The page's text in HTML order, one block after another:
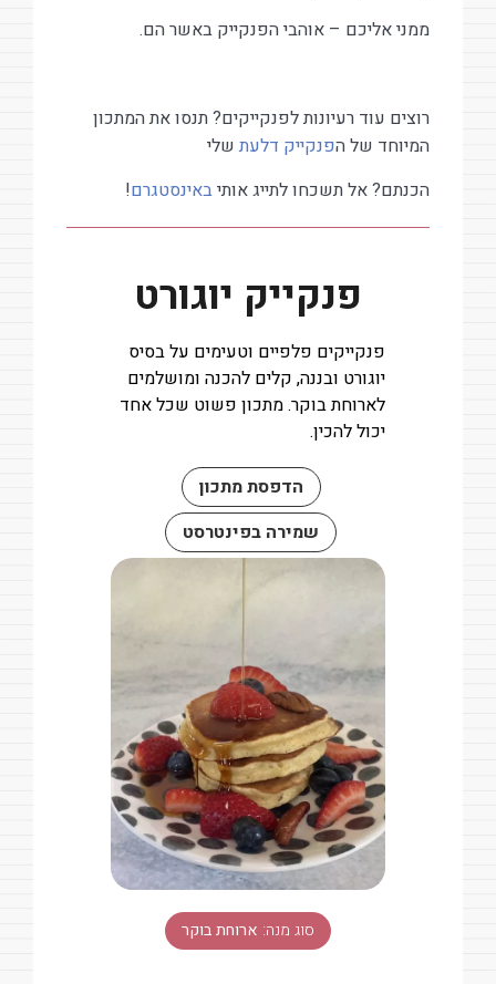
ממני אליכם – אוהבי הפנקייק באשר הם.
רוצים עוד רעיונות לפנקייקים? תנסו את המתכון
המיוחד של הפנקייק דלעת שלי
הכנתם? אל תשכחו לתייג אותיבאינסטגרם!
פנקייק יוגורט
פנקייקים פלפיים וטעימים על בסיס
יוגורט ובננה, קלים להכנה ומושלמים
לארוחת בוקר. מתכון פשוט שכל אחד
יכול להכין.
הדפסת מתכון
שמירה בפינטרסט
סוג מנה: ארוחת בוקר